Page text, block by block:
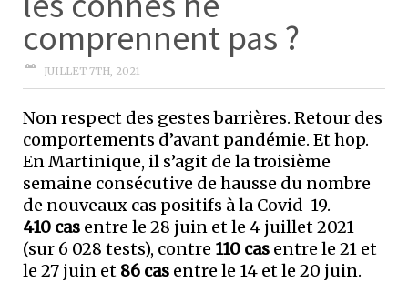
comprennent pas ?
JUILLET 7TH, 2021
Non respect des gestes barrières. Retour des
comportements d’avant pandémie. Et hop.
En Martinique, il s’agit de la troisième
semaine consécutive de hausse du nombre
de nouveaux cas positifs à la Covid-19.
410 cas entre le 28 juin et le 4 juillet 2021
(sur 6 028 tests), contre 110 cas entre le 21 et
le 27 juin et 86 cas entre le 14 et le 20 juin.